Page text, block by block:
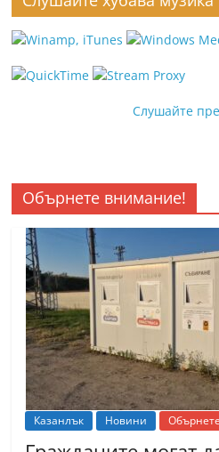
Слушайте
Обърнете внимание!
Казанлък Новини